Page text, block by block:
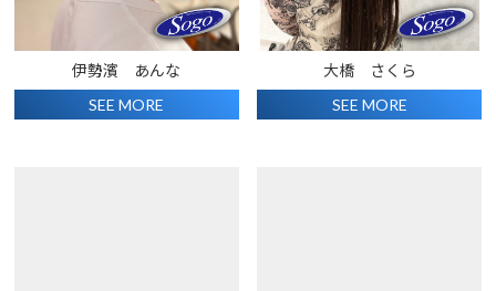
伊勢濱 あんな
SEE MORE
大橋 さくら
SEE MORE